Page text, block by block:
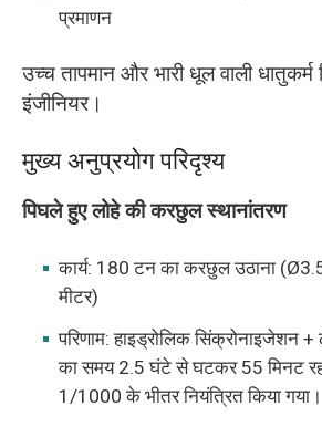
प्रमाणन
उच्च तापमान और भारी धूल वाली धातुकर्म
इंजीनियर।
मुख्य अनुप्रयोग परिदृश्य
पिघले हुए लोहे की करछुल स्थानांतरण
कार्य: 180 टन का करछुल उठाना
मीटर)
परिणाम: हाइड्रोलिक
का समय 2.5 घंटे से घटकर 55 मिनट रह
1/1000 के भीतर नियंत्रित किया गया।